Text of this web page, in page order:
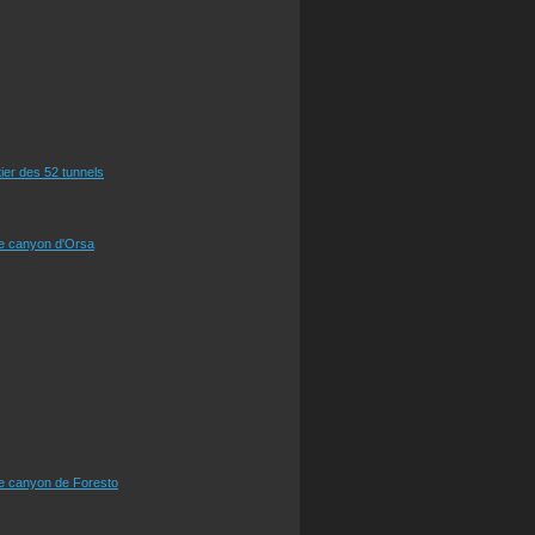
des 52 tunnels
canyon d'Orsa
canyon de Foresto